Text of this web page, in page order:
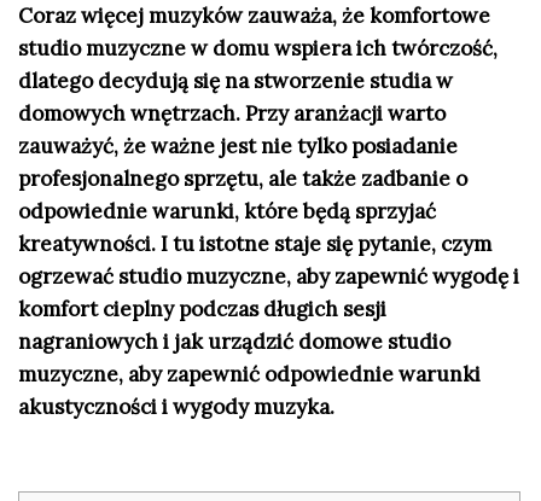
Coraz więcej muzyków zauważa, że komfortowe
studio muzyczne w domu wspiera ich twórczość,
dlatego decydują się na stworzenie studia w
domowych wnętrzach. Przy aranżacji warto
zauważyć, że ważne jest nie tylko posiadanie
profesjonalnego sprzętu, ale także zadbanie o
odpowiednie warunki, które będą sprzyjać
kreatywności. I tu istotne staje się pytanie, czym
ogrzewać studio muzyczne, aby zapewnić wygodę i
komfort cieplny podczas długich sesji
nagraniowych i jak urządzić domowe studio
muzyczne, aby zapewnić odpowiednie warunki
akustyczności i wygody muzyka.